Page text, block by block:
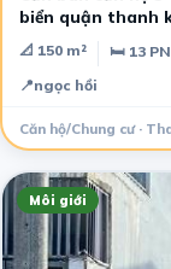
biển quận thanh
📐 150 m² 🛏 13 PN
📍ngọc hồi
Căn hộ/Chung cư ·
Môi giới